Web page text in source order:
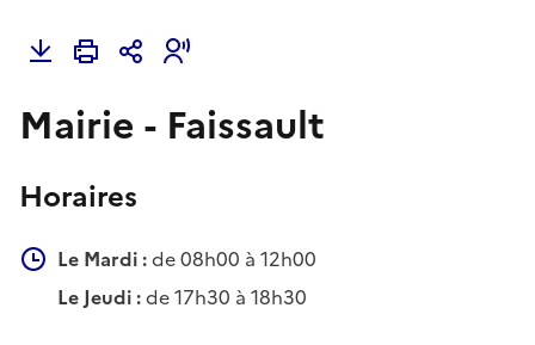
Mairie - Faissault
Horaires
Le Mardi :de 08h00 à 12h00
Le Jeudi :de 17h30 à 18h30